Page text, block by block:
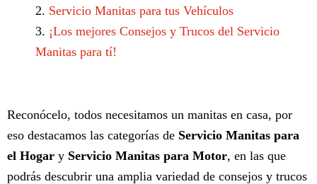
Servicio Manitas para tus Vehículos
¡Los mejores Consejos y Trucos del Servicio
Manitas para tí!
Reconócelo, todos necesitamos un manitas en casa, por
eso destacamos las categorías de Servicio Manitas para
el Hogar y Servicio Manitas para Motor, en las que
podrás descubrir una amplia variedad de consejos y trucos